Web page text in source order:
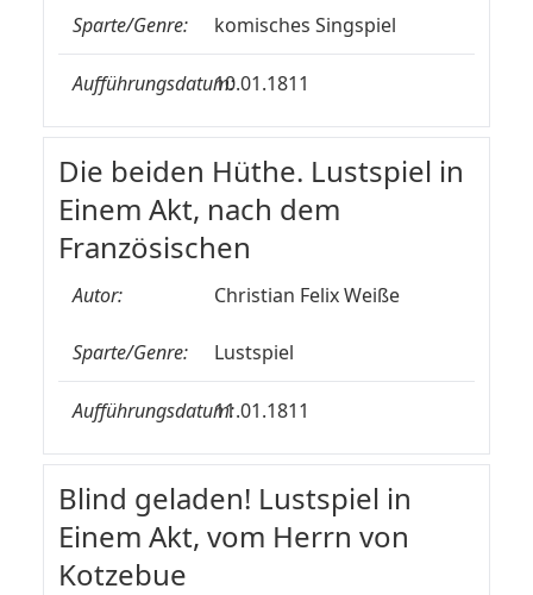
Sparte/Genre: komisches Singspiel
Aufführungsdatum:10.01.1811
Die beiden Hüthe. Lustspiel in
Einem Akt, nach dem
Französischen
Autor: Christian Felix Weiße
Sparte/Genre: Lustspiel
Aufführungsdatum:11.01.1811
Blind geladen! Lustspiel in
Einem Akt, vom Herrn von
Kotzebue